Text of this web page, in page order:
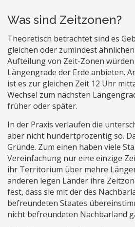
Was sind Zeitzonen?
Theoretisch betrachtet sind es
gleichen oder zumindest
Aufteilung von Zeit-Zonen würden
Längengrade der Erde anbieten.
ist es zur gleichen Zeit 12 Uhr
Wechsel zum nächsten
früher oder später.
In der Praxis verlaufen die
aber nicht hundertprozentig so.
Gründe. Zum einen haben viele
Vereinfachung nur eine einzige
ihr Territorium über mehre
anderen legen Länder ihre
fest, dass sie mit der des
befreundeten Staates
nicht befreundeten Nachbarland